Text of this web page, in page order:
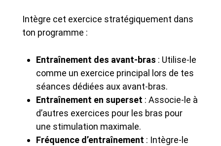
Intègre cet exercice stratégiquement dans
ton programme :
Entraînement des avant-bras : Utilise-le
comme un exercice principal lors de tes
séances dédiées aux avant-bras.
Entraînement en superset : Associe-le à
d’autres exercices pour les bras pour
une stimulation maximale.
Fréquence d’entraînement : Intègre-le